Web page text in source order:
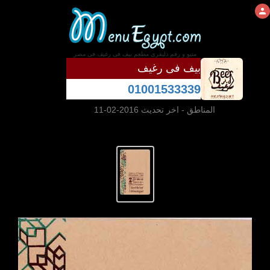
منيو و رقم دليفرى مطعم بيف فى رغيف فى مصر
بيف فى رغيف
01001533339
المناطق - اخر تحديث 2016-02-11